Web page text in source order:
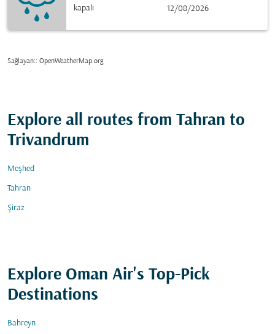
kapalı
12/08/2026
Sağlayan:: OpenWeatherMap.org
Explore all routes from Tahran to
Trivandrum
Meşhed
Tahran
Şiraz
Explore Oman Air's Top-Pick
Destinations
Bahreyn